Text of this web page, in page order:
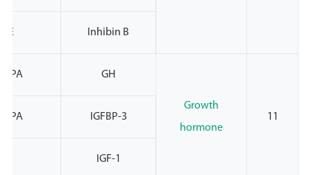
Inhibin B
CE
11
Growth
hormone
GH
IGFBP-3
IGF-1